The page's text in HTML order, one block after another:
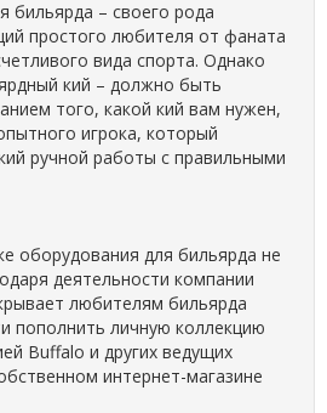
бильярда – своего рода
простого любителя от фаната
вида спорта. Однако
кий – должно быть
того, какой кий вам нужен,
игрока, который
ручной работы с правильными
оборудования для бильярда не
деятельности компании
любителям бильярда
пополнить личную коллекцию
Buffalo и других ведущих
интернет-магазине